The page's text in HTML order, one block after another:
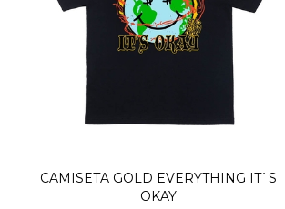
CAMISETA GOLD EVERYTHING IT`S
OKAY